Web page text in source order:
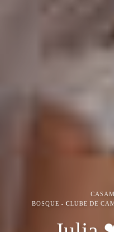
BOSQUE - CLUBE DE